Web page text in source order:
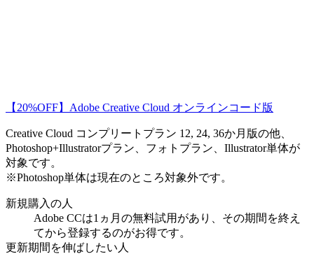
【20%OFF】Adobe Creative Cloud オンラインコード版
Creative Cloud コンプリートプラン 12, 24, 36か月版の他、
Photoshop+Illustratorプラン、フォトプラン、Illustrator単体が
対象です。
※Photoshop単体は現在のところ対象外です。
新規購入の人
Adobe CCは1ヵ月の無料試用があり、その期間を終え
てから登録するのがお得です。
更新期間を伸ばしたい人